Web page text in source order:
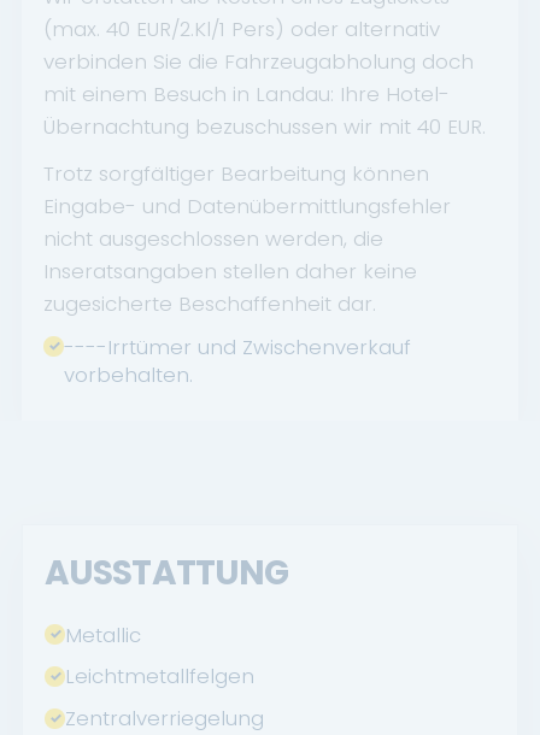
(max. 40 EUR/2.Kl/1 Pers) oder alternativ
verbinden Sie die Fahrzeugabholung doch
mit einem Besuch in Landau: Ihre Hotel-
Übernachtung bezuschussen wir mit 40 EUR.
Trotz sorgfältiger Bearbeitung können
Eingabe- und Datenübermittlungsfehler
nicht ausgeschlossen werden, die
Inseratsangaben stellen daher keine
zugesicherte Beschaffenheit dar.
----Irrtümer und Zwischenverkauf
vorbehalten.
AUSSTATTUNG
Metallic
Leichtmetallfelgen
Zentralverriegelung